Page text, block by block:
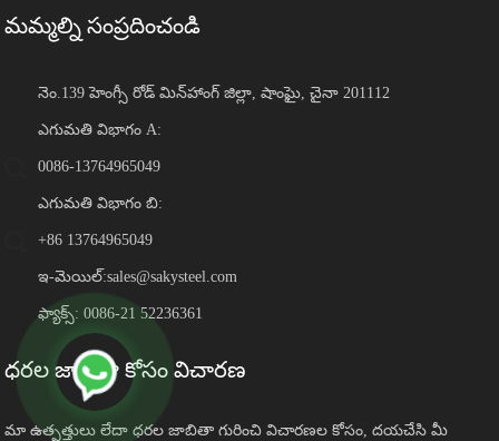
మమ్మల్ని సంప్రదించండి
నెం.139 హెంగ్సీ రోడ్ మిన్‌హాంగ్ జిల్లా, షాంఘై, చైనా 201112
ఎగుమతి విభాగం A:
0086-13764965049
ఎగుమతి విభాగం బి:
+86 13764965049
ఇ-మెయిల్:sales@sakysteel.com
ఫ్యాక్స్: 0086-21 52236361
ధరల జాబితా కోసం విచారణ
మా ఉత్పత్తులు లేదా ధరల జాబితా గురించి విచారణల కోసం, దయచేసి మీ